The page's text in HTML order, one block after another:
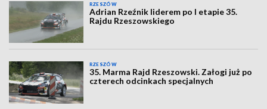
RZESZÓW
Adrian Rzeźnik liderem po I etapie 35.
Rajdu Rzeszowskiego
RZESZÓW
35. Marma Rajd Rzeszowski. Załogi już po
czterech odcinkach specjalnych